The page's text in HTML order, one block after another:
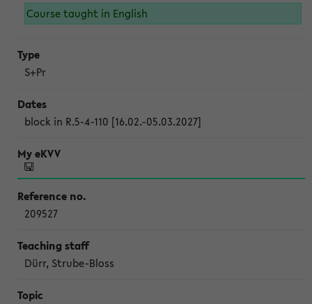
Course taught in English
S+Pr
block in R.5-4-110 [16.02.-05.03.2027]
209527
Dürr, Strube-Bloss